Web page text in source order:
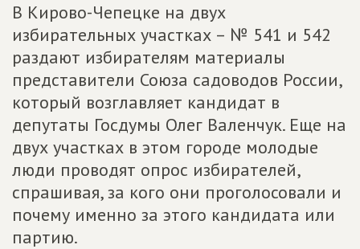
В Кирово-Чепецке на двух
избирательных участках – № 541 и 542
раздают избирателям материалы
представители Союза садоводов России,
который возглавляет кандидат в
депутаты Госдумы Олег Валенчук. Еще на
двух участках в этом городе молодые
люди проводят опрос избирателей,
спрашивая, за кого они проголосовали и
почему именно за этого кандидата или
партию.